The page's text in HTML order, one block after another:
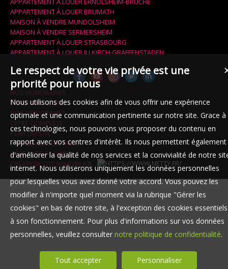
APPARTEMENT À LOUER BRUMATH
MAISON À VENDRE MUNDOLSHEIM
MAISON À VENDRE SERMERSHEIM
APPARTEMENT À LOUER STRASBOURG
APPARTEMENT À LOUER ILLKIRCH-GRAFFENSTADEN
NOS HONORAIRES
MENTIONS LÉGALES
NOS HONORAIRES
OFFRE COMPLÈTE
PLAN DU SITE
ESPACE PROPRIÉTAIRE
GÉRER LES COOKIES
CRÉATION SITE IMMOBILIER
Le respect de votre vie privée est une
priorité pour nous
Nous utilisons des cookies afin de vous offrir une expérience
optimale et une communication pertinente sur notre site. Grace à
ces technologies, nous pouvons vous proposer du contenu en
rapport avec vos centres d'intérêt. Ils nous permettent également
d'améliorer la qualité de nos services et la convivialité de notre
internet. Nous utiliserons uniquement les données personnelles
pour lesquelles vous avez donné votre accord. Vous pouvez les
modifier à n'importe quel moment via la rubrique "Gérer les
cookies" en bas de notre site, à l'exception des cookies essentiels
à son fonctionnement. Pour plus d'informations sur vos données
personnelles, veuillez consulter notre politique de confidentialité.
Tout accepter Personnaliser